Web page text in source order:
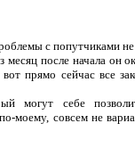
с попутчиками
после начала он
прямо сейчас все
могут себе
моему, совсем не